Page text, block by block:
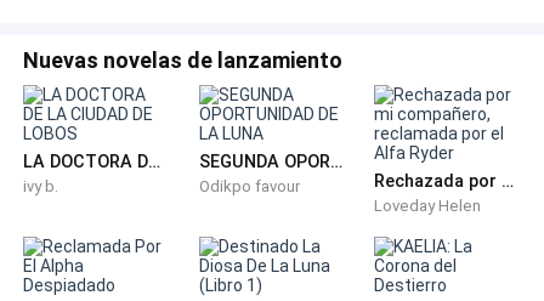
Nuevas novelas de lanzamiento
LA DOCTORA DE LA CIUDAD DE LOBOS
ivy b.
SEGUNDA OPORTUNIDAD DE LA LUNA
Odikpo favour Rechazada por mi compañero, reclamada por el Alfa Ryder
Loveday Helen